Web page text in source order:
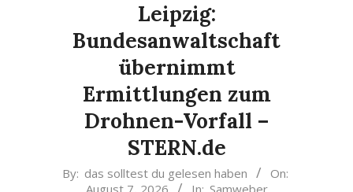
Leipzig:
Bundesanwaltschaft
übernimmt
Ermittlungen zum
Drohnen-Vorfall –
STERN.de
2026-
By: das solltest du gelesen haben
On:
August 7, 2026
In: Samweber